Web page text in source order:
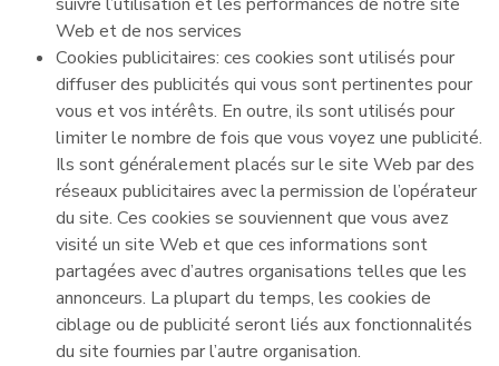
Web et de nos services
Cookies publicitaires: ces cookies sont utilisés pour
diffuser des publicités qui vous sont pertinentes pour
vous et vos intérêts. En outre, ils sont utilisés pour
limiter le nombre de fois que vous voyez une publicité.
Ils sont généralement placés sur le site Web par des
réseaux publicitaires avec la permission de l’opérateur
du site. Ces cookies se souviennent que vous avez
visité un site Web et que ces informations sont
partagées avec d’autres organisations telles que les
annonceurs. La plupart du temps, les cookies de
ciblage ou de publicité seront liés aux fonctionnalités
du site fournies par l’autre organisation.